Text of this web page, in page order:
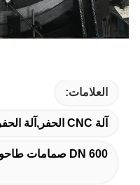
العلامات:
DN 600 صمامات طاحونة CNC,أدوات الأنابيب طاحونة الحاسب الآلي,طاحونة حفرة دورة آلة التشغيل